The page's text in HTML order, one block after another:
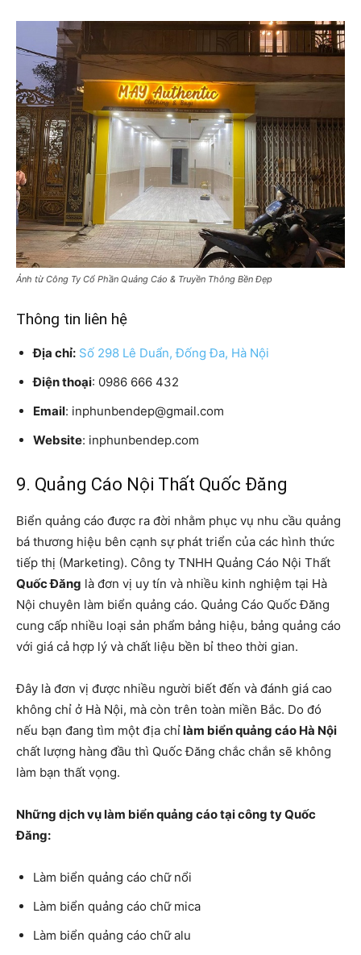
Ảnh từ Công Ty Cổ Phần Quảng Cáo & Truyền Thông Bền Đẹp
Thông tin liên hệ
Địa chỉ: Số 298 Lê Duẩn, Đống Đa, Hà Nội
Điện thoại: 0986 666 432
Email: inphunbendep@gmail.com
Website: inphunbendep.com
9. Quảng Cáo Nội Thất Quốc Đăng
Biển quảng cáo được ra đời nhằm phục vụ nhu cầu quảng
bá thương hiệu bên cạnh sự phát triển của các hình thức
tiếp thị (Marketing). Công ty TNHH Quảng Cáo Nội Thất
Quốc Đăng là đơn vị uy tín và nhiều kinh nghiệm tại Hà
Nội chuyên làm biển quảng cáo. Quảng Cáo Quốc Đăng
cung cấp nhiều loại sản phẩm bảng hiệu, bảng quảng cáo
với giá cả hợp lý và chất liệu bền bỉ theo thời gian.
Đây là đơn vị được nhiều người biết đến và đánh giá cao
không chỉ ở Hà Nội, mà còn trên toàn miền Bắc. Do đó
nếu bạn đang tìm một địa chỉlàm biển quảng cáo Hà Nội
chất lượng hàng đầu thì Quốc Đăng chắc chắn sẽ không
làm bạn thất vọng.
Những dịch vụ làm biển quảng cáo tại công ty Quốc
Đăng:
Làm biển quảng cáo chữ nổi
Làm biển quảng cáo chữ mica
Làm biển quảng cáo chữ alu